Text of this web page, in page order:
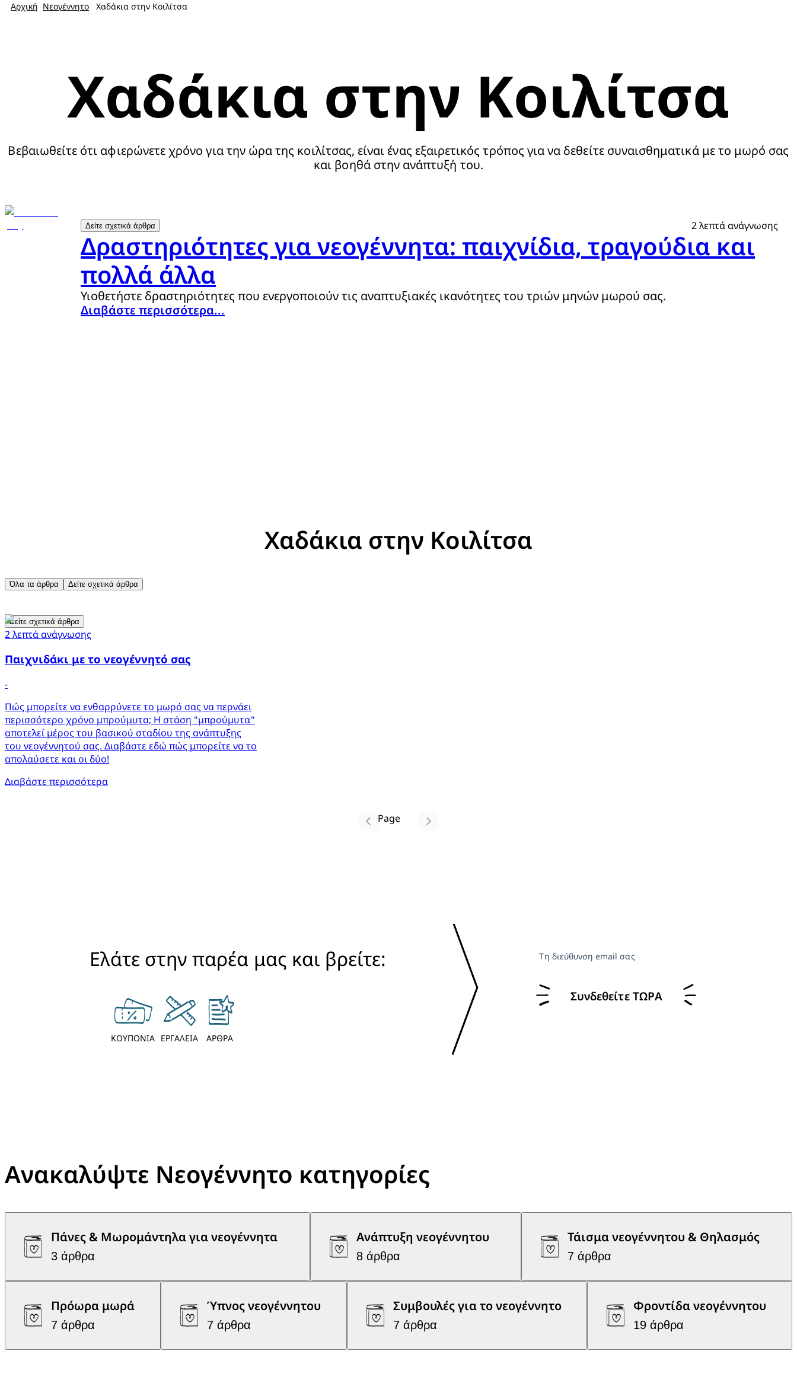
Αρχική Νεογέννητο Χαδάκια στην Κοιλίτσα
Χαδάκια στην Κοιλίτσα
Βεβαιωθείτε ότι αφιερώνετε χρόνο για την ώρα της κοιλίτσας, είναι ένας εξαιρετικός τρόπος για να δεθείτε συναισθηματικά με το μωρό σας
και βοηθά στην ανάπτυξή του.
Δείτε σχετικά άρθρα 2 λεπτά ανάγνωσης
Δραστηριότητες για νεογέννητα: παιχνίδια, τραγούδια και
πολλά άλλα
Υιοθετήστε δραστηριότητες που ενεργοποιούν τις αναπτυξιακές ικανότητες του τριών μηνών μωρού σας.
Διαβάστε περισσότερα...
Χαδάκια στην Κοιλίτσα
Όλα τα άρθρα Δείτε σχετικά άρθρα
Δείτε σχετικά άρθρα
2 λεπτά ανάγνωσης
Παιχνιδάκι με το νεογέννητό σας
-
Πώς μπορείτε να ενθαρρύνετε το μωρό σας να περνάει
περισσότερο χρόνο μπρούμυτα; Η στάση "μπρούμυτα"
αποτελεί μέρος του βασικού σταδίου της ανάπτυξης
του νεογέννητού σας. Διαβάστε εδώ πώς μπορείτε να το
απολαύσετε και οι δύο!
Διαβάστε περισσότερα
Page
Ελάτε στην παρέα μας και βρείτε:
ΚΟΥΠΟΝΙΑ ΕΡΓΑΛΕΙΑ ΑΡΘΡΑ
Τη διεύθυνση email σας
Συνδεθείτε ΤΩΡΑ
Ανακαλύψτε Νεογέννητο κατηγορίες
Πάνες & Μωρομάντηλα για νεογέννητα
3 άρθρα
Ανάπτυξη νεογέννητου
8 άρθρα
Τάισμα νεογέννητου & Θηλασμός
7 άρθρα
Πρόωρα μωρά
7 άρθρα
Ύπνος νεογέννητου
7 άρθρα
Συμβουλές για το νεογέννητο
7 άρθρα
Φροντίδα νεογέννητου
19 άρθρα